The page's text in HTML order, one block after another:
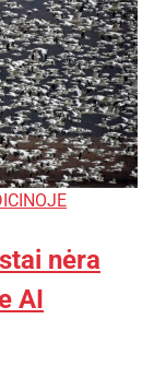
nėra
AI